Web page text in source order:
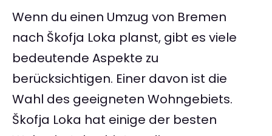
Wenn du einen Umzug von Bremen
nach Škofja Loka planst, gibt es viele
bedeutende Aspekte zu
berücksichtigen. Einer davon ist die
Wahl des geeigneten Wohngebiets.
Škofja Loka hat einige der besten